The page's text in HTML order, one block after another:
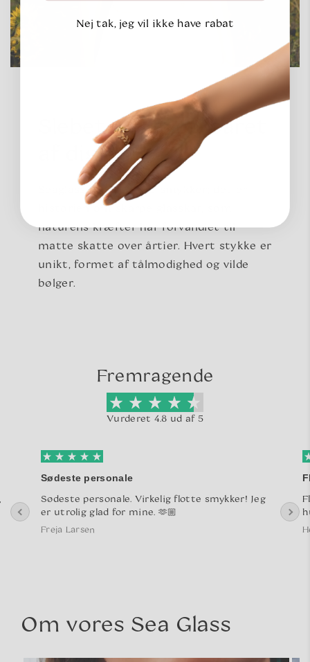
Slebet af havet, båret
af dig
Seaglass er ikke bare smykker; det er
historien om skarpe glasskår, som
naturens kræfter har forvandlet til
matte skatte over årtier. Hvert stykke er
unikt, formet af tålmodighed og vilde
bølger.
Fremragende
Vurderet 4.8 ud af 5
Sødeste personale
Sødeste personale. Virkelig flotte smykker! Jeg
er utrolig glad for mine. 🫶🏼
Freja Larsen
Om vores Sea Glass
Nej tak, jeg vil ikke have rabat